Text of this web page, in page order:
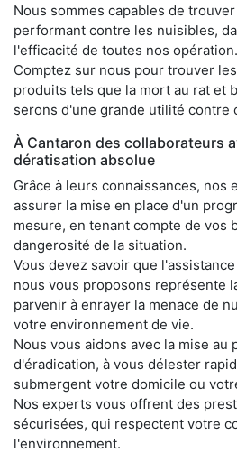
Nous sommes capables de
performant contre les nuisibles,
l'efficacité de toutes nos opération.
Comptez sur nous pour trouver
produits tels que la mort au rat et
serons d'une grande utilité contre
À Cantaron des collaborateurs
dératisation absolue
Grâce à leurs connaissances, nos
assurer la mise en place d'un
mesure, en tenant compte de vos
dangerosité de la situation.
Vous devez savoir que
nous vous proposons représente
parvenir à enrayer la menace de
votre environnement de vie.
Nous vous aidons avec la mise au
d'éradication, à vous délester
submergent votre domicile ou
Nos experts vous offrent des
sécurisées, qui respectent votre
l'environnement.